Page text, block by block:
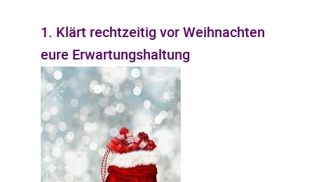
1. Klärt rechtzeitig vor Weihnachten
eure Erwartungshaltung